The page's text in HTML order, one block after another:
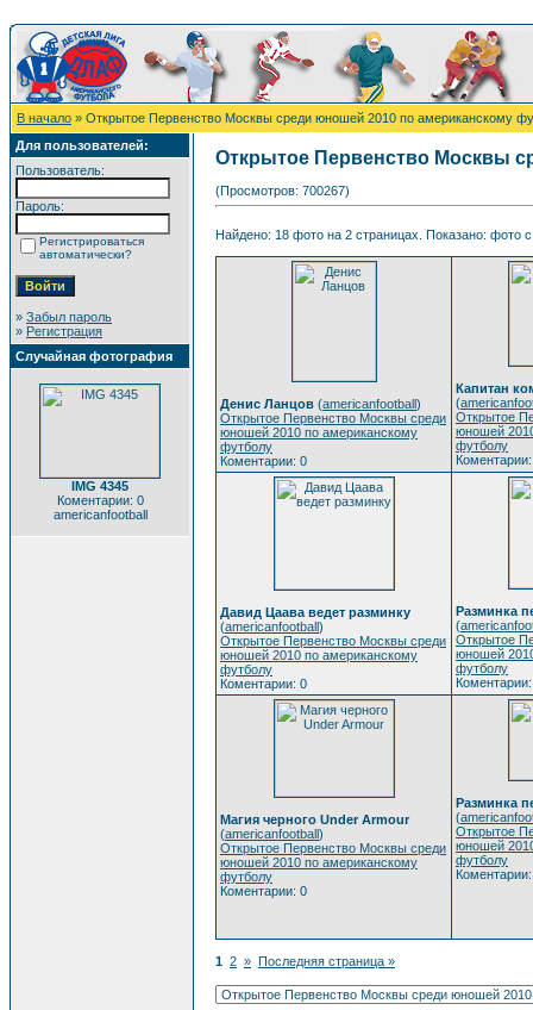
В начало » Открытое Первенство Москвы среди юношей 2010 по американскому
Для пользователей:
Пользователь:
Пароль:
Регистрироваться
автоматически?
» Забыл пароль
» Регистрация
Случайная фотография
IMG 4345
Коментарии: 0
americanfootball
Открытое Первенство Москвы
(Просмотров: 700267)
Найдено: 18 фото на 2 страницах. Показано: фото
Денис Ланцов (americanfootball)
Открытое Первенство Москвы среди
юношей 2010 по американскому
футболу
Коментарии: 0
Капитан
(
Открытое
юношей
футболу
Давид Цаава ведет разминку
(americanfootball)
Открытое Первенство Москвы среди
юношей 2010 по американскому
футболу
Коментарии: 0
Разминка
(
Открытое
юношей
футболу
Магия черного Under Armour
(americanfootball)
Открытое Первенство Москвы среди
юношей 2010 по американскому
футболу
Коментарии: 0
Разминка
(
Открытое
юношей
футболу
1 2 » Последняя страница »